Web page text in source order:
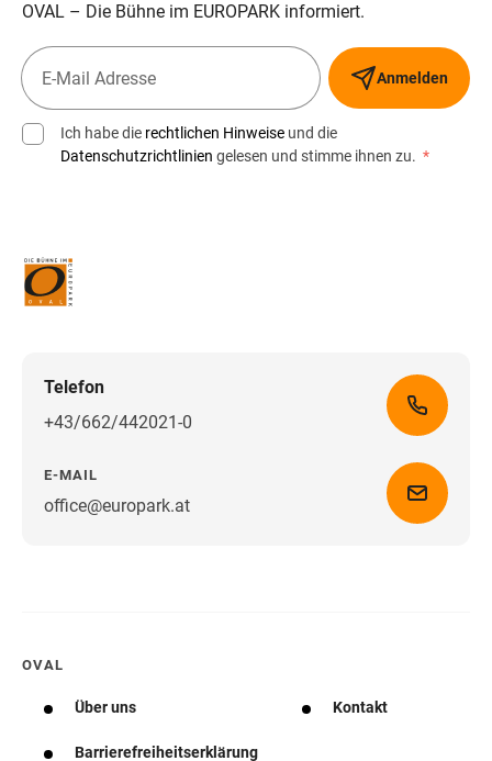
OVAL – Die Bühne im EUROPARK informiert.
Anmelden
Ich habe die rechtlichen Hinweise und die
Datenschutzrichtlinien gelesen und stimme ihnen zu. *
Telefon
+43/662/442021-0
E-MAIL
office@europark.atWegbeschreibung erhalten
OVAL
Über uns Kontakt
Barrierefreiheitserklärung